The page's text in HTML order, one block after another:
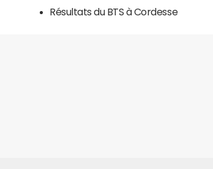
Résultats du BTS à Cordesse